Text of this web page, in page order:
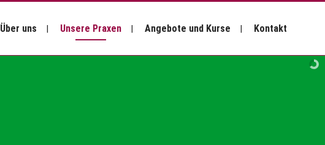
Über uns Unsere Praxen Angebote und Kurse Kontakt